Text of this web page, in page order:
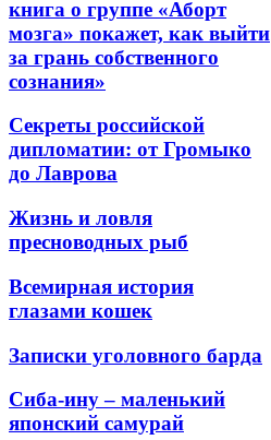
книга о группе «Аборт
мозга» покажет, как выйти
за грань собственного
сознания»
Секреты российской
дипломатии: от Громыко
до Лаврова
Жизнь и ловля
пресноводных рыб
Всемирная история
глазами кошек
Записки уголовного барда
Сиба-ину – маленький
японский самурай